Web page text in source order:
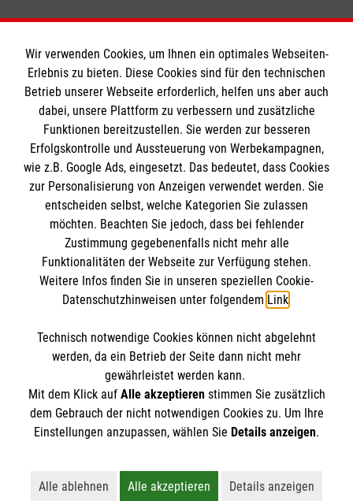
Informationen
Impressum
Datenschutz
Kontakt
Barrierefreiheit
Die Malteser
Malteser in Deutschland
Malteserorden
Sharepoint
Spendenkonto
IBAN: DE39 3706 0120 1201 2150 10
BIC: GENODED1PA7
Stichwort: Bockhorst-Rhauderfehn
So finden Sie uns
Schaftrift 1
26817 Rhauderfehn
Email: ​​​​​​​
Der Malteser Hilfsdienst e.V. ist als eingetragene
Gewerbesteuer befreit.
Wir verwenden Cookies, um Ihnen ein optimales Webseiten-
Erlebnis zu bieten. Diese Cookies sind für den technischen
Betrieb unserer Webseite erforderlich, helfen uns aber auch
dabei, unsere Plattform zu verbessern und zusätzliche
Funktionen bereitzustellen. Sie werden zur besseren
Erfolgskontrolle und Aussteuerung von Werbekampagnen,
wie z.B. Google Ads, eingesetzt. Das bedeutet, dass Cookies
zur Personalisierung von Anzeigen verwendet werden. Sie
entscheiden selbst, welche Kategorien Sie zulassen
möchten. Beachten Sie jedoch, dass bei fehlender
Zustimmung gegebenenfalls nicht mehr alle
Funktionalitäten der Webseite zur Verfügung stehen.
Weitere Infos finden Sie in unseren speziellen Cookie-
Datenschutzhinweisen unter folgendem Link.
Technisch notwendige Cookies können nicht abgelehnt
werden, da ein Betrieb der Seite dann nicht mehr
gewährleistet werden kann.
Mit dem Klick auf Alle akzeptierenstimmen Sie zusätzlich
dem Gebrauch der nicht notwendigen Cookies zu. Um Ihre
Einstellungen anzupassen, wählen Sie Details anzeigen.
Alle ablehnen
Alle akzeptieren
Details anzeigen